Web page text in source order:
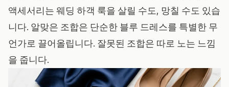
액세서리는 웨딩 하객 룩을 살릴 수도, 망칠 수도 있습
니다. 알맞은 조합은 단순한 블루 드레스를 특별한 무
언가로 끌어올립니다. 잘못된 조합은 따로 노는 느낌
을 줍니다.